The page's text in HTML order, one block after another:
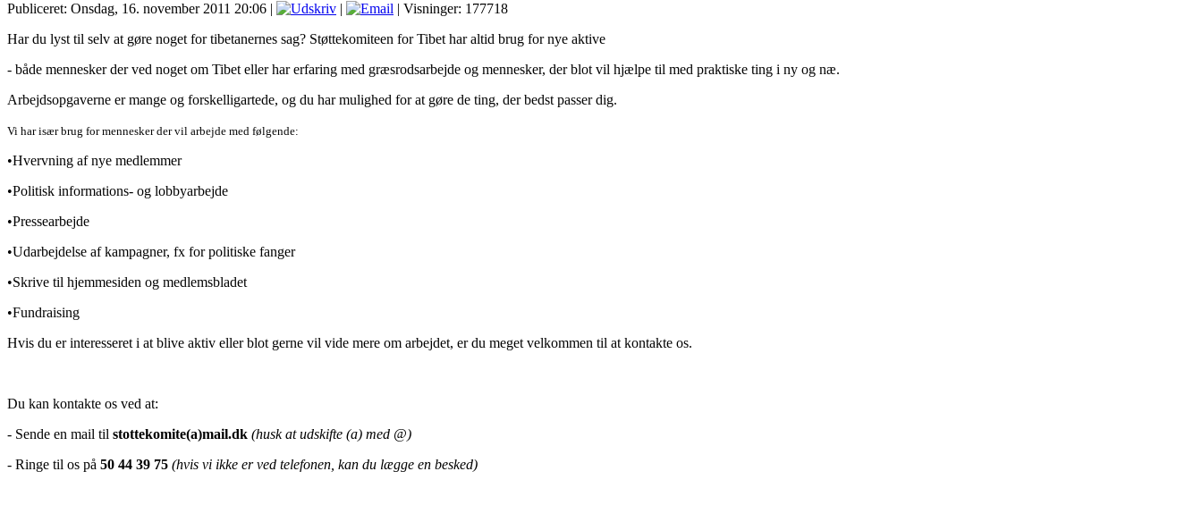
Publiceret: Onsdag, 16. november 2011 20:06 | |
| Visninger: 177718
Har du lyst til selv at gøre noget for tibetanernes sag? Støttekomiteen for Tibet har altid brug for nye aktive
- både mennesker der ved noget om Tibet eller har erfaring med græsrodsarbejde og mennesker, der blot vil hjælpe til med praktiske ting i ny og næ.
Arbejdsopgaverne er mange og forskelligartede, og du har mulighed for at gøre de ting, der bedst passer dig.
Vi har især brug for mennesker der vil arbejde med følgende:
•Hvervning af nye medlemmer
•Politisk informations- og lobbyarbejde
•Pressearbejde
•Udarbejdelse af kampagner, fx for politiske fanger
•Skrive til hjemmesiden og medlemsbladet
•Fundraising
Hvis du er interesseret i at blive aktiv eller blot gerne vil vide mere om arbejdet, er du meget velkommen til at kontakte os.
Du kan kontakte os ved at:
- Sende en mail til stottekomite(a)mail.dk (husk at udskifte (a) med @)
- Ringe til os på 50 44 39 75 (hvis vi ikke er ved telefonen, kan du lægge en besked)